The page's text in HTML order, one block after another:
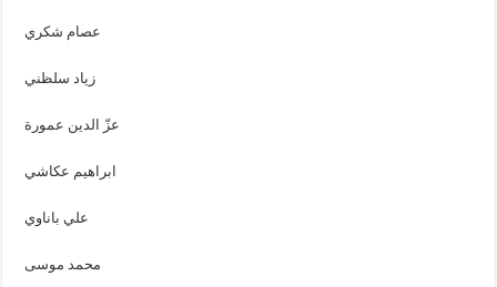
عصام شكري
زياد سلظني
عزّ الدين عمورة
ابراهيم عكاشي
علي باناوي
محمد موسى